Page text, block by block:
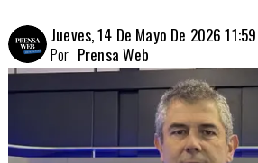
Jueves, 14 De Mayo De 2026 11:59
Prensa Web
Por